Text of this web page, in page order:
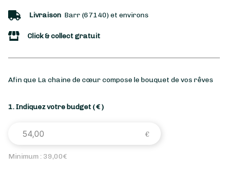
Livraison Barr (67140) et environs
Click & collect gratuit
Afin que La chaine de cœur compose le bouquet de vos rêves
1. Indiquez votre budget( € )
Minimum : 39,00€